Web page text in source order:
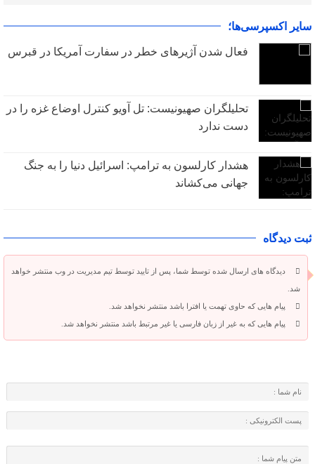
سایر اکسپرسی‌ها؛
فعال شدن آژیرهای خطر در سفارت آمریکا در قبرس
تحلیلگران صهیونیست: تل آویو کنترل اوضاع غزه را در
دست ندارد
هشدار کارلسون به ترامپ: اسرائیل دنیا را به جنگ
جهانی می‌کشاند
ثبت دیدگاه
دیدگاه های ارسال شده توسط شما، پس از تایید توسط تیم مدیریت در وب منتشر خواهد
شد.
پیام هایی که حاوی تهمت یا افترا باشد منتشر نخواهد شد.
پیام هایی که به غیر از زبان فارسی یا غیر مرتبط باشد منتشر نخواهد شد.